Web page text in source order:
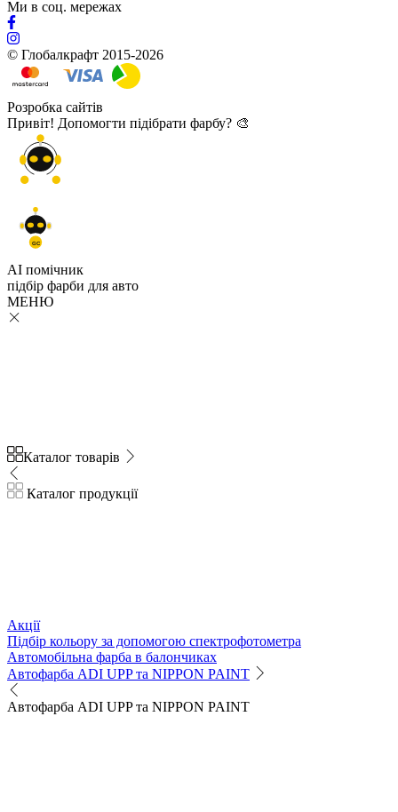
Ми в соц. мережах
© Глобалкрафт 2015-2026
Розробка сайтів
Привіт! Допомогти підібрати фарбу? 🎨
GC
AI помічник
підбір фарби для авто
МЕНЮ
Каталог товарів
Каталог продукції
Акції
Підбір кольору за допомогою спектрофотометра
Автомобільна фарба в балончиках
Автофарба ADI UPP та NIPPON PAINT
Автофарба ADI UPP та NIPPON PAINT